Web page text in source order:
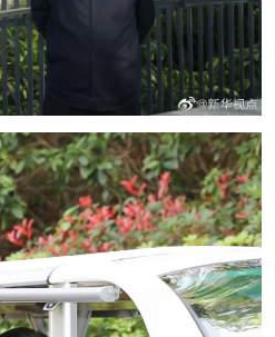
Français عربى
한국어